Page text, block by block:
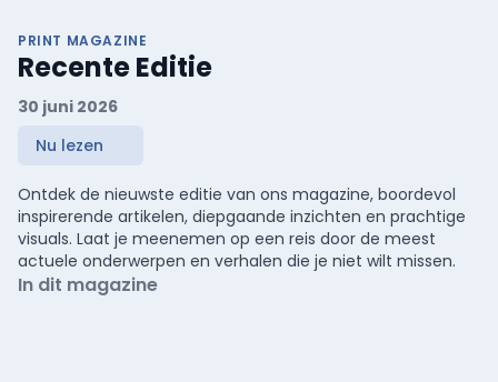
PRINT MAGAZINE
Recente Editie
30 juni 2026
Nu lezen
Ontdek de nieuwste editie van ons magazine, boordevol
inspirerende artikelen, diepgaande inzichten en prachtige
visuals. Laat je meenemen op een reis door de meest
actuele onderwerpen en verhalen die je niet wilt missen.
In dit magazine